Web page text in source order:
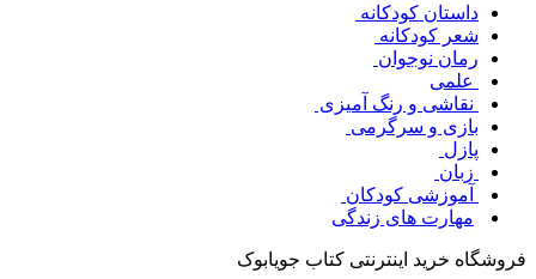
داستان کودکانه
شعر کودکانه
رمان نوجوان
علمی
نقاشی و رنگ آمیزی
بازی و سرگرمی
پازل
زبان
آموزشی کودکان
مهارت های زندگی
فروشگاه خرید اینترنتی کتاب جویابوک